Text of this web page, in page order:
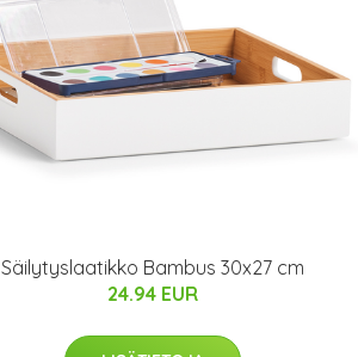
Säilytyslaatikko Bambus 30x27 cm
24.94 EUR